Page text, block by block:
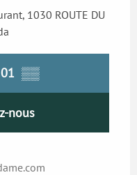
1030 ROUTE DU
▒▒
nous